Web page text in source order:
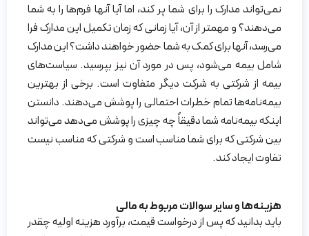
نمی‌تواند مدارک را برای شما پر کند، اما آیا آنها فرم‌ها را به شما
می‌دهند؟ و مهمتر از آن، آیا زمانی که زمان تکمیل این مدارک فرا
می‌رسد، آنها برای کمک به شما حضور خواهند داشت؟ این مدارک
شامل بیمه می‌شود، پس در مورد آن نیز بپرسید. سیاست‌های
بیمه از شرکتی به شرکت دیگر متفاوت است. برخی از بهترین
بیمه‌نامه‌ها تمام خطرات احتمالی را پوشش می‌دهند. دانستن
اینکه بیمه‌نامه شما دقیقاً چه چیزی را پوشش می‌دهد می‌تواند
بین شرکتی که برای شما مناسب است و شرکتی که مناسب نیست
تفاوت ایجاد کند.
هزینه‌ها و سایر سوالات مربوط به مالی
باید بدانید که پس از درخواست قیمت، برآورد هزینه اولیه چقدر